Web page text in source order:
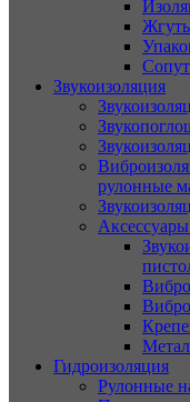
Звукоизоляция
рулонные
Гидроизоляция
Рулонные